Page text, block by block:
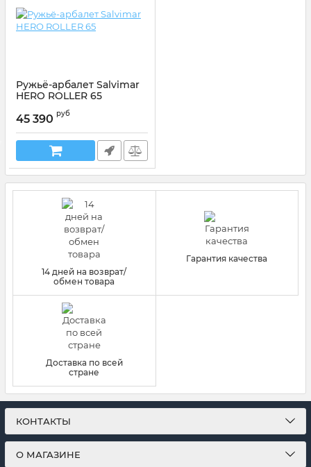
Ружьё-арбалет Salvimar
HERO ROLLER 65
45 390 руб
14 дней на возврат/
обмен товара
Гарантия качества
Доставка по всей
стране
КОНТАКТЫ
О МАГАЗИНЕ